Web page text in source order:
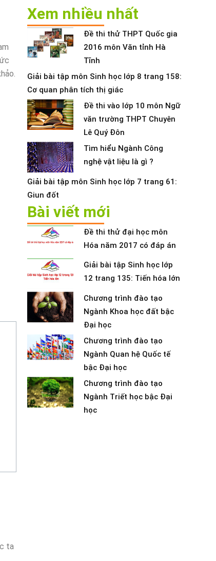
ta
Xem nhiều nhất
Đề thi thử THPT Quốc gia
2016 môn Văn tỉnh Hà
Tĩnh
Giải bài tập môn Sinh học lớp 8 trang 158:
Cơ quan phân tích thị giác
Đề thi vào lớp 10 môn Ngữ
văn trường THPT Chuyên
Lê Quý Đôn
Tìm hiểu Ngành Công
nghệ vật liệu là gì ?
Giải bài tập môn Sinh học lớp 7 trang 61:
Giun đốt
Bài viết mới
Đề thi thử đại học môn
Hóa năm 2017 có đáp án
Giải bài tập Sinh học lớp
12 trang 135: Tiến hóa lớn
Chương trình đào tạo
Ngành Khoa học đất bậc
Đại học
Chương trình đào tạo
Ngành Quan hệ Quốc tế
bậc Đại học
Chương trình đào tạo
Ngành Triết học bậc Đại
học